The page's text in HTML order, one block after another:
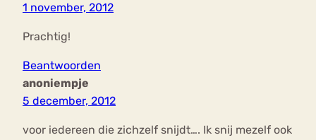
1 november, 2012
Prachtig!
Beantwoorden
anoniempje
5 december, 2012
voor iedereen die zichzelf snijdt…. Ik snij mezelf ook